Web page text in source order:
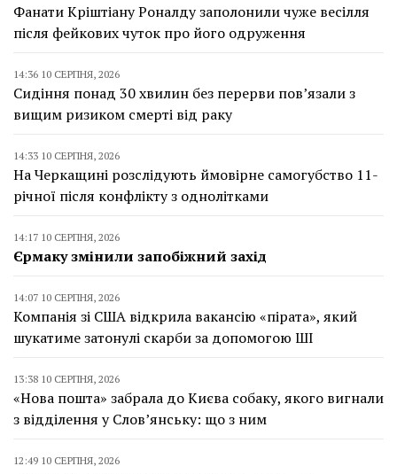
Фанати Кріштіану Роналду заполонили чуже весілля
після фейкових чуток про його одруження
14:36 10 СЕРПНЯ, 2026
Сидіння понад 30 хвилин без перерви пов’язали з
вищим ризиком смерті від раку
14:33 10 СЕРПНЯ, 2026
На Черкащині розслідують ймовірне самогубство 11-
річної після конфлікту з однолітками
14:17 10 СЕРПНЯ, 2026
Єрмаку змінили запобіжний захід
14:07 10 СЕРПНЯ, 2026
Компанія зі США відкрила вакансію «пірата», який
шукатиме затонулі скарби за допомогою ШІ
13:38 10 СЕРПНЯ, 2026
«Нова пошта» забрала до Києва собаку, якого вигнали
з відділення у Слов’янську: що з ним
12:49 10 СЕРПНЯ, 2026